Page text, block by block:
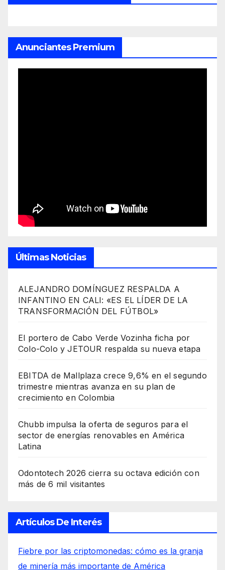
Anunciantes Premium
Últimas Noticias
ALEJANDRO DOMÍNGUEZ RESPALDA A
INFANTINO EN CALI: «ES EL LÍDER DE LA
TRANSFORMACIÓN DEL FÚTBOL»
El portero de Cabo Verde Vozinha ficha por
Colo-Colo y JETOUR respalda su nueva etapa
EBITDA de Mallplaza crece 9,6% en el segundo
trimestre mientras avanza en su plan de
crecimiento en Colombia
Chubb impulsa la oferta de seguros para el
sector de energías renovables en América
Latina
Odontotech 2026 cierra su octava edición con
más de 6 mil visitantes
Artículos De Interés
Fiebre por las criptomonedas: cómo es la granja
de minería más importante de América